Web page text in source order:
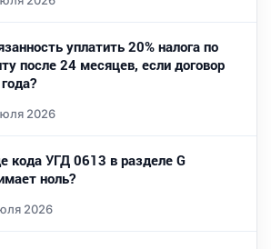
уплатить 20% налога по
после 24 месяцев, если договор
2026
кода УГД 0613 в разделе G
ноль?
2026